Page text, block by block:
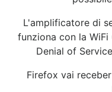
L'amplificatore di
funziona con la
Denial of
Firefox vai